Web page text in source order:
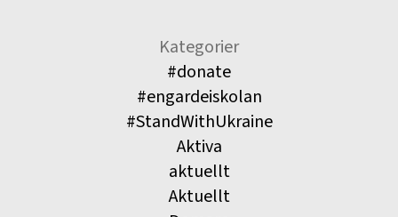
Kategorier
#donate
#engardeiskolan
#StandWithUkraine
Aktiva
aktuellt
Aktuellt